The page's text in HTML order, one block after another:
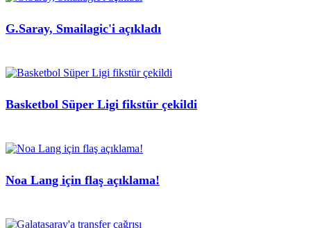
G.Saray, Smailagic'i açıkladı
Basketbol Süper Ligi fikstür çekildi
Noa Lang için flaş açıklama!